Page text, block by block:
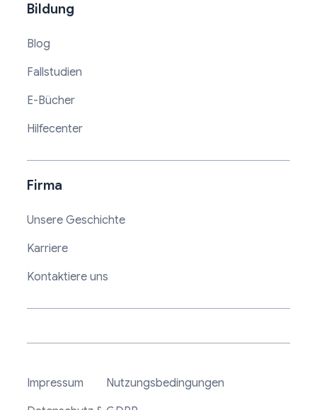
Bildung
Blog
Fallstudien
E-Bücher
Hilfecenter
Firma
Unsere Geschichte
Karriere
Kontaktiere uns
Impressum
Nutzungsbedingungen